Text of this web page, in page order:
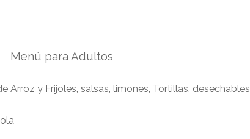
Menú para Adultos
Arroz y Frijoles, salsas, limones, Tortillas, desechables